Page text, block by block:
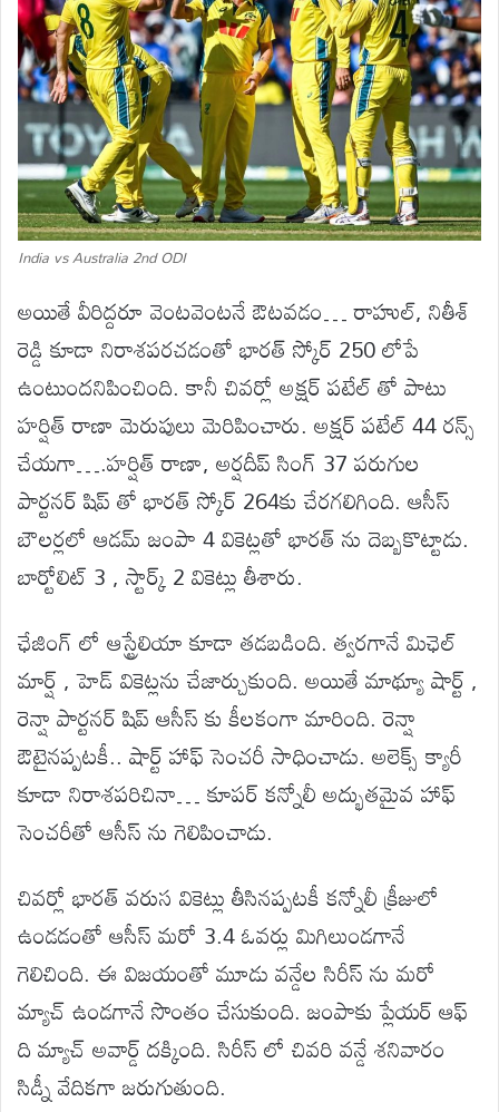
India vs Australia 2nd ODI
అయితే వీరిద్దరూ వెంటవెంటనే ఔటవడం… రాహుల్, నితీశ్
రెడ్డి కూడా నిరాశపరచడంతో భారత్ స్కోర్ 250 లోపే
ఉంటుందనిపించింది. కానీ చివర్లో అక్షర్ పటేల్ తో పాటు
హర్షిత్ రాణా మెరుపులు మెరిపించారు. అక్షర్ పటేల్ 44 రన్స్
చేయగా….హర్షిత్ రాణా, అర్షదీప్ సింగ్ 37 పరుగుల
పార్టనర్ షిప్ తో భారత్ స్కోర్ 264కు చేరగలిగింది. ఆసీస్
బౌలర్లలో ఆడమ్ జంపా 4 వికెట్లతో భారత్ ను దెబ్బకొట్టాడు.
బార్టోలిట్ 3 , స్టార్క్ 2 వికెట్లు తీశారు.
ఛేజింగ్ లో ఆస్ట్రేలియా కూడా తడబడింది. త్వరగానే మిఛెల్
మార్ష్ , హెడ్ వికెట్లను చేజార్చుకుంది. అయితే మాథ్యూ షార్ట్ ,
రెన్షా పార్టనర్ షిప్ ఆసీస్ కు కీలకంగా మారింది. రెన్షా
ఔటైనప్పటకీ.. షార్ట్ హాఫ్ సెంచరీ సాధించాడు. అలెక్స్ క్యారీ
కూడా నిరాశపరిచినా… కూపర్ కన్నోలీ అద్భుతమైవ హాఫ్
సెంచరీతో ఆసీస్ ను గెలిపించాడు.
చివర్లో భారత్ వరుస వికెట్లు తీసినప్పటకీ కన్నోలీ క్రీజులో
ఉండడంతో ఆసీస్ మరో 3.4 ఓవర్లు మిగిలుండగానే
గెలిచింది. ఈ విజయంతో మూడు వన్డేల సిరీస్ ను మరో
మ్యాచ్ ఉండగానే సొంతం చేసుకుంది. జంపాకు ప్లేయర్ ఆఫ్
ది మ్యాచ్ అవార్డ్ దక్కింది. సిరీస్ లో చివరి వన్డే శనివారం
సిడ్నీ వేదికగా జరుగుతుంది.